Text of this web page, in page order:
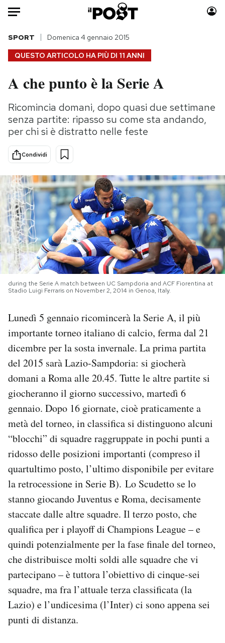
Auto
HOME
Italia
Politica
Tecnologia
Scienza
Economia
Sport
Moda
Consumismi
Storie/Idee
Altrecose
Mondiali calcio 2026
PODCAST
NEWSLETTER
I MIEI PREFERITI
SHOP
CALENDARIO
AREA PERSONALE
Newsletter
Notifiche mobile
Regala il Post
Hai bisogno di aiuto?
Esci
QUESTO ARTICOLO HA PIÙ DI 11 ANNI
SPORT Domenica 4 gennaio 2015
A che punto è la Serie A
Ricomincia domani, dopo quasi due settimane
senza partite: ripasso su come sta andando,
per chi si è distratto nelle feste
Condividi
during the Serie A match between UC Sampdoria and ACF Fiorentina at
Stadio Luigi Ferraris on November 2, 2014 in Genoa, Italy.
Lunedì 5 gennaio ricomincerà la Serie A, il più
importante torneo italiano di calcio, ferma dal 21
dicembre per la sosta invernale. La prima partita
del 2015 sarà Lazio-Sampdoria: si giocherà
domani a Roma alle 20.45. Tutte le altre partite si
giocheranno il giorno successivo, martedì 6
gennaio. Dopo 16 giornate, cioè praticamente a
metà del torneo, in classifica si distinguono alcuni
“blocchi” di squadre raggruppate in pochi punti a
ridosso delle posizioni importanti (compreso il
quartultimo posto, l’ultimo disponibile per evitare
la retrocessione in Serie B). Lo Scudetto se lo
stanno giocando Juventus e Roma, decisamente
staccate dalle altre squadre. Il terzo posto, che
qualifica per i playoff di Champions League – e
quindi potenzialmente per la fase finale del torneo,
che distribuisce molti soldi alle squadre che vi
partecipano – è tuttora l’obiettivo di cinque-sei
squadre, ma fra l’attuale terza classificata (la
Lazio) e l’undicesima (l’Inter) ci sono appena sei
punti di distanza.